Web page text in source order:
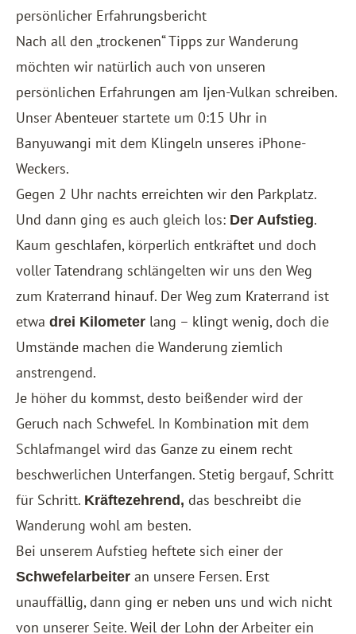
persönlicher Erfahrungsbericht
Nach all den „trockenen“ Tipps zur Wanderung
möchten wir natürlich auch von unseren
persönlichen Erfahrungen am Ijen-Vulkan schreiben.
Unser Abenteuer startete um 0:15 Uhr in
Banyuwangi mit dem Klingeln unseres iPhone-
Weckers.
Gegen 2 Uhr nachts erreichten wir den Parkplatz.
Und dann ging es auch gleich los: Der Aufstieg.
Kaum geschlafen, körperlich entkräftet und doch
voller Tatendrang schlängelten wir uns den Weg
zum Kraterrand hinauf. Der Weg zum Kraterrand ist
etwa drei Kilometer lang – klingt wenig, doch die
Umstände machen die Wanderung ziemlich
anstrengend.
Je höher du kommst, desto beißender wird der
Geruch nach Schwefel. In Kombination mit dem
Schlafmangel wird das Ganze zu einem recht
beschwerlichen Unterfangen. Stetig bergauf, Schritt
für Schritt. Kräftezehrend, das beschreibt die
Wanderung wohl am besten.
Bei unserem Aufstieg heftete sich einer der
Schwefelarbeiter an unsere Fersen. Erst
unauffällig, dann ging er neben uns und wich nicht
von unserer Seite. Weil der Lohn der Arbeiter ein